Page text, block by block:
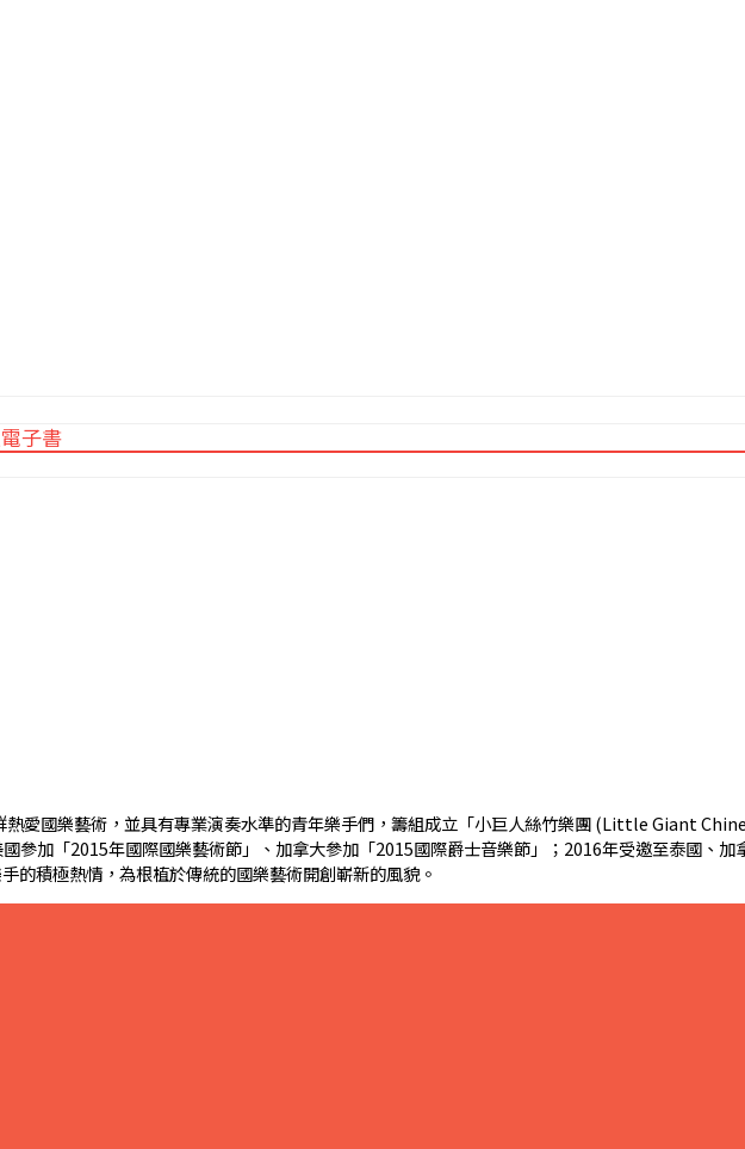
子書
熱愛國樂藝術，並具有專業演奏水準的青年樂手們，籌組成立「小巨人絲竹樂團 (Little Giant
加「2015年國際國樂藝術節」、加拿大參加「2015國際爵士音樂節」；2016年受邀至泰國、
的積極熱情，為根植於傳統的國樂藝術開創嶄新的風貌。